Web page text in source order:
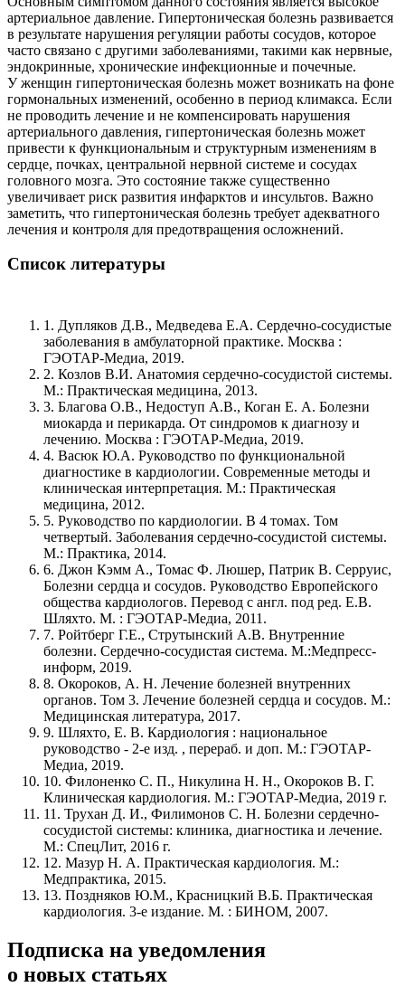
артериальное давление. Гипертоническая болезнь развивается
в результате нарушения регуляции работы сосудов, которое
часто связано с другими заболеваниями, такими как нервные,
эндокринные, хронические инфекционные и почечные.
У женщин гипертоническая болезнь может возникать на фоне
гормональных изменений, особенно в период климакса. Если
не проводить лечение и не компенсировать нарушения
артериального давления, гипертоническая болезнь может
привести к функциональным и структурным изменениям в
сердце, почках, центральной нервной системе и сосудах
головного мозга. Это состояние также существенно
увеличивает риск развития инфарктов и инсультов. Важно
заметить, что гипертоническая болезнь требует адекватного
лечения и контроля для предотвращения осложнений.
Список литературы
1. Дупляков Д.В., Медведева Е.А. Сердечно-сосудистые
заболевания в амбулаторной практике. Москва :
ГЭОТАР-Медиа, 2019.
2. Козлов В.И. Анатомия сердечно-сосудистой системы.
М.: Практическая медицина, 2013.
3. Благова О.В., Недоступ А.В., Коган Е. А. Болезни
миокарда и перикарда. От синдромов к диагнозу и
лечению. Москва : ГЭОТАР-Медиа, 2019.
4. Васюк Ю.А. Руководство по функциональной
диагностике в кардиологии. Современные методы и
клиническая интерпретация. М.: Практическая
медицина, 2012.
5. Руководство по кардиологии. В 4 томах. Том
четвертый. Заболевания сердечно-сосудистой системы.
М.: Практика, 2014.
6. Джон Кэмм А., Томас Ф. Люшер, Патрик В. Серруис,
Болезни сердца и сосудов. Руководство Европейского
общества кардиологов. Перевод с англ. под ред. Е.В.
Шляхто. М. : ГЭОТАР-Медиа, 2011.
7. Ройтберг Г.Е., Струтынский А.В. Внутренние
болезни. Сердечно-сосудистая система. М.:Медпресс-
информ, 2019.
8. Окороков, А. Н. Лечение болезней внутренних
органов. Том 3. Лечение болезней сердца и сосудов. М.:
Медицинская литература, 2017.
9. Шляхто, Е. В. Кардиология : национальное
руководство - 2-е изд. , перераб. и доп. М.: ГЭОТАР-
Медиа, 2019.
10. Филоненко С. П., Никулина Н. Н., Окороков В. Г.
Клиническая кардиология. М.: ГЭОТАР-Медиа, 2019 г.
11. Трухан Д. И., Филимонов С. Н. Болезни сердечно-
сосудистой системы: клиника, диагностика и лечение.
М.: СпецЛит, 2016 г.
12. Мазур Н. А. Практическая кардиология. М.:
Медпрактика, 2015.
13. Поздняков Ю.М., Красницкий В.Б. Практическая
кардиология. 3-е издание. М. : БИНОМ, 2007.
Подписка на уведомления
о новых статьях